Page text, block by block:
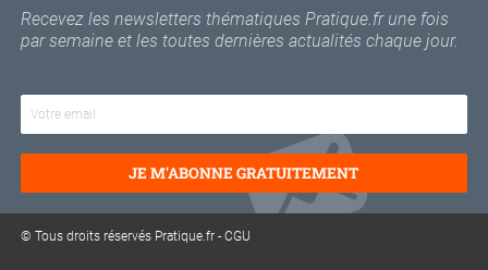
Recevez les newsletters thématiques Pratique.fr une fois
par semaine et les toutes dernières actualités chaque jour.
r
e
e
JE M'ABONNE GRATUITEMENT
© Tous droits réservés Pratique.fr -CGU